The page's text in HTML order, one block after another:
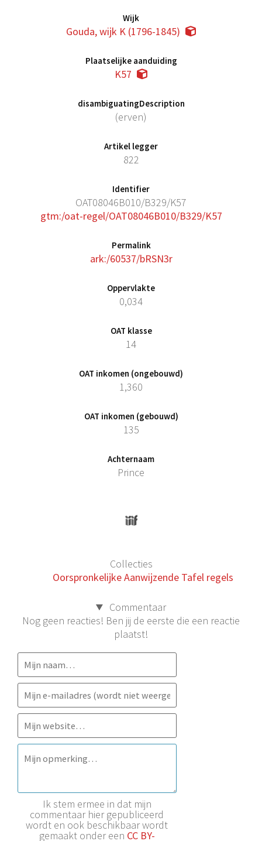
Wijk
Gouda, wijk K (1796-1845)
Plaatselijke aanduiding
K57
disambiguatingDescription
(erven)
Artikel legger
822
Identifier
OAT08046B010/B329/K57
gtm:/oat-regel/OAT08046B010/B329/K57
Permalink
ark:/60537/bRSN3r
Oppervlakte
0,034
OAT klasse
14
OAT inkomen (ongebouwd)
1,360
OAT inkomen (gebouwd)
135
Achternaam
Prince
Collecties
Oorspronkelijke Aanwijzende Tafel regels
Commentaar
Nog geen reacties! Ben jij de eerste die een reactie
plaatst!
Ik stem ermee in dat mijn
commentaar hier gepubliceerd
wordt en ook beschikbaar wordt
gemaakt onder een CC BY-